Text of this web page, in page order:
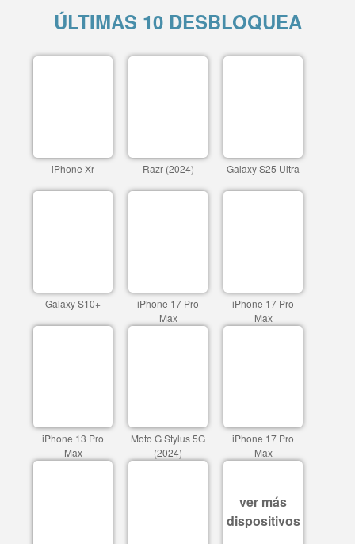
ÚLTIMAS 10 DESBLOQUEA
iPhone Xr Razr (2024) Galaxy S25 Ultra
Galaxy S10+
iPhone 17 Pro
Max
iPhone 17 Pro
Max
iPhone 13 Pro
Max
Moto G Stylus 5G
(2024)
iPhone 17 Pro
Max
ver más
dispositivos